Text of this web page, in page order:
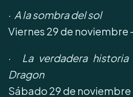
· A la sombra del sol
Viernes 29 de noviembre
· La verdadera
Dragon
Sábado 29 de noviembre